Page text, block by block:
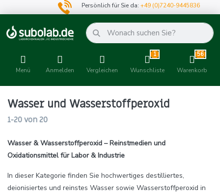
Persönlich für Sie da:+49 (0)7240-9445836
Menü Anmelden Vergleichen
1
Wunschliste
56
Warenkorb
Wasser und Wasserstoffperoxid
1-20von20
Wasser & Wasserstoffperoxid – Reinstmedien und
Oxidationsmittel für Labor & Industrie
In dieser Kategorie finden Sie hochwertiges destilliertes,
deionisiertes und reinstes Wasser sowie Wasserstoffperoxid in